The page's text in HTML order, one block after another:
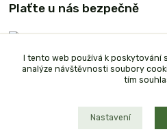
Plaťte u nás bezpečně
I tento web používá k poskytování
analýze návštěvnosti soubory
tím
Nastavení